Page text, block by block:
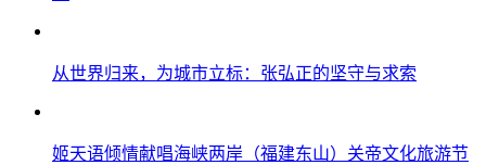
从世界归来，为城市立标：张弘正的坚守与求索
姬天语倾情献唱海峡两岸（福建东山）关帝文化旅游节